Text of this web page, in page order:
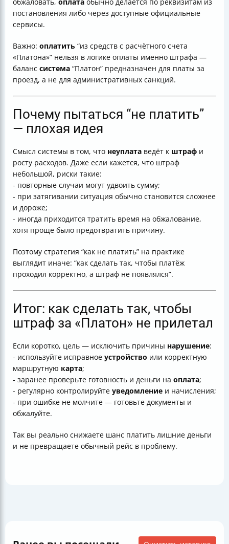
обжаловать, оплата обычно делается по реквизитам из
постановления либо через доступные официальные
сервисы.
Важно: оплатить “из средств с расчётного счета
«Платона»” нельзя в логике оплаты именно штрафа —
баланс система “Платон” предназначен для платы за
проезд, а не для административных санкций.
Почему пытаться “не платить”
— плохая идея
Смысл системы в том, что неуплата ведёт к штраф и
росту расходов. Даже если кажется, что штраф
небольшой, риски такие:
- повторные случаи могут удвоить сумму;
- при затягивании ситуация обычно становится сложнее
и дороже;
- иногда приходится тратить время на обжалование,
хотя проще было предотвратить причину.
Поэтому стратегия “как не платить” на практике
выглядит иначе: “как сделать так, чтобы платёж
проходил корректно, а штраф не появлялся”.
Итог: как сделать так, чтобы
штраф за «Платон» не прилетал
Если коротко, цель — исключить причины нарушение:
- используйте исправное устройство или корректную
маршрутную карта;
- заранее проверьте готовность и деньги на оплата;
- регулярно контролируйте уведомление и начисления;
- при ошибке не молчите — готовьте документы и
обжалуйте.
Так вы реально снижаете шанс платить лишние деньги
и не превращаете обычный рейс в проблему.